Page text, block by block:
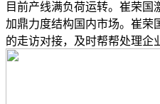
目前产线满负荷运转。崔荣国
加鼎力度结构国内市场。崔荣
的走访对接，及时帮帮处理企